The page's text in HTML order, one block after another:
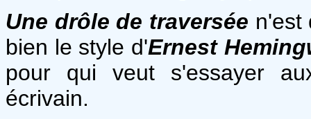
Une drôle de traversée n'est
bien le style d'Ernest
pour qui veut s'essayer
écrivain.